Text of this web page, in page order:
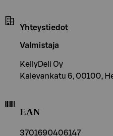
Yhteystiedot
Valmistaja
KellyDeli Oy
Kalevankatu 6, 00100,
EAN
3701690406147